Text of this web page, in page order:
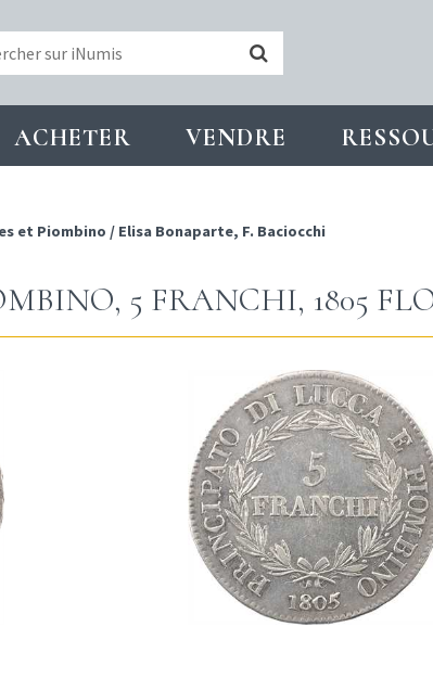
ACHETER VENDRE
et Piombino / Elisa Bonaparte, F. Baciocchi
5 FRANCHI, 1805